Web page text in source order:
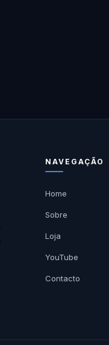
NAVEGAÇÃO
Home
Sobre
Loja
YouTube
Contacto